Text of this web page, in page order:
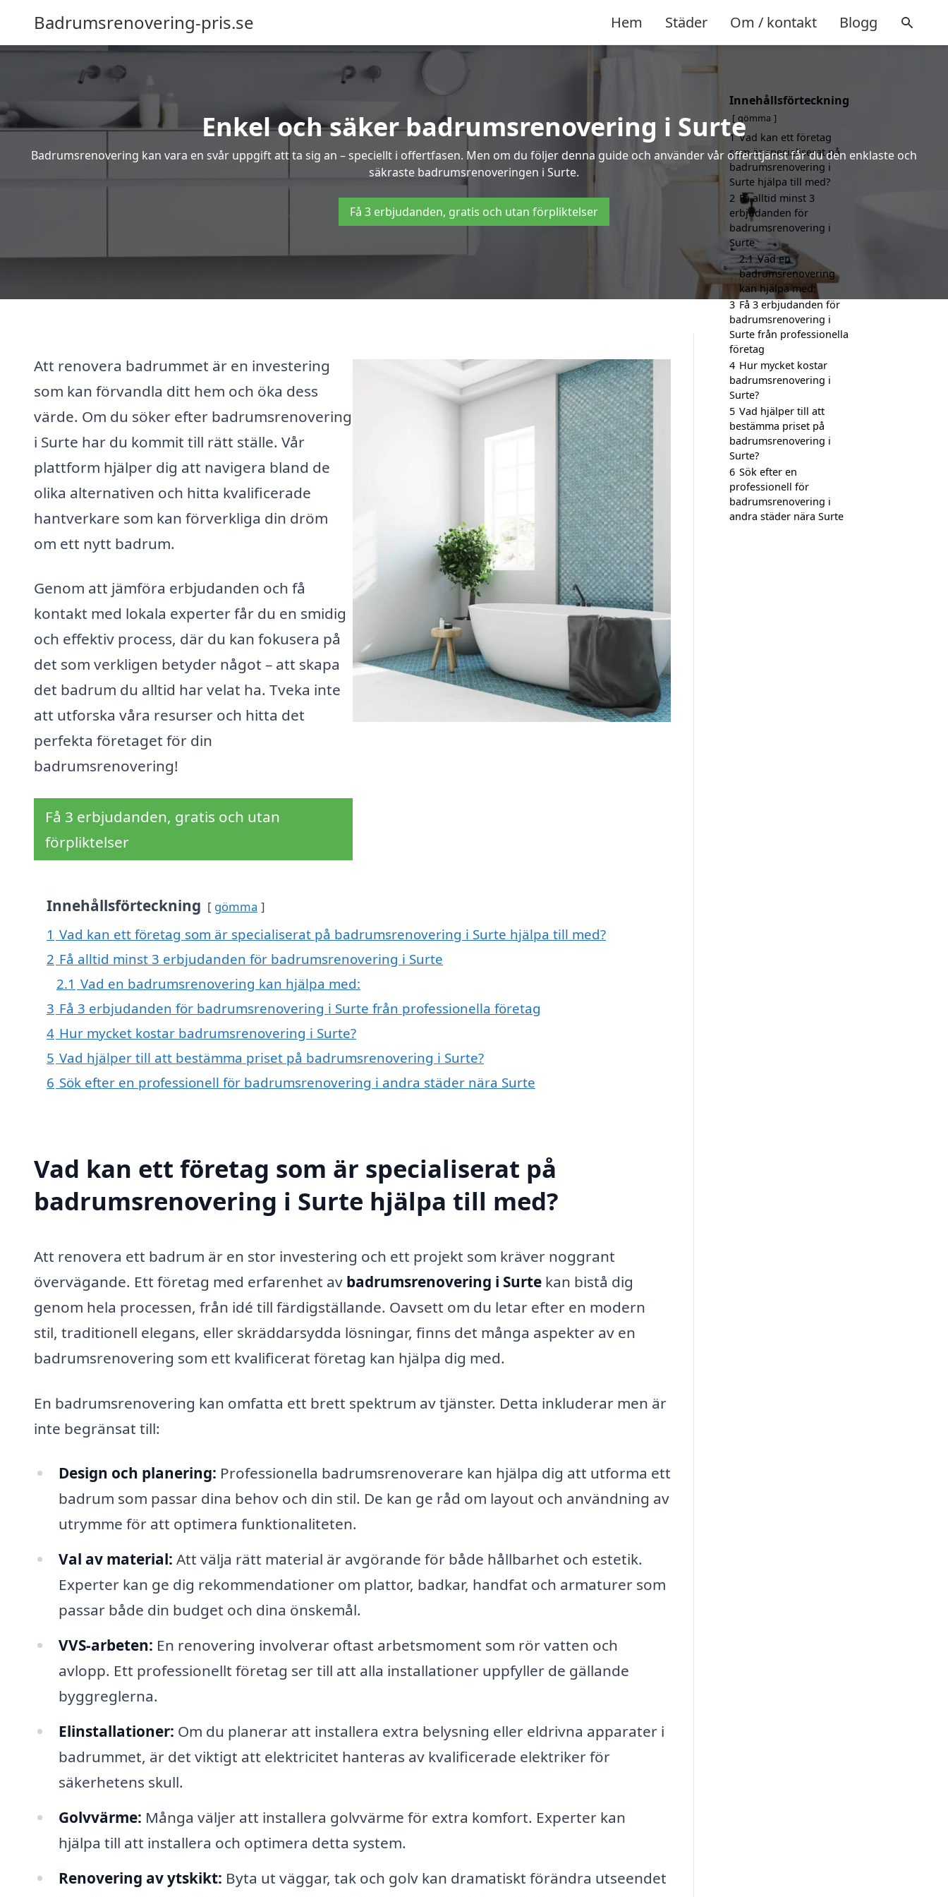
Badrumsrenovering-pris.se Hem Städer Om / kontakt Blogg
Enkel och säker badrumsrenovering i Surte
Badrumsrenovering kan vara en svår uppgift att ta sig an – speciellt i offertfasen. Men om du följer denna guide och använder vår offerttjänst får du den enklaste och
säkraste badrumsrenoveringen i Surte.
Få 3 erbjudanden, gratis och utan förpliktelser
Att renovera badrummet är en investering
som kan förvandla ditt hem och öka dess
värde. Om du söker efter badrumsrenovering
i Surte har du kommit till rätt ställe. Vår
plattform hjälper dig att navigera bland de
olika alternativen och hitta kvalificerade
hantverkare som kan förverkliga din dröm
om ett nytt badrum.
Genom att jämföra erbjudanden och få
kontakt med lokala experter får du en smidig
och effektiv process, där du kan fokusera på
det som verkligen betyder något – att skapa
det badrum du alltid har velat ha. Tveka inte
att utforska våra resurser och hitta det
perfekta företaget för din
badrumsrenovering!
Få 3 erbjudanden, gratis och utan
förpliktelser
Innehållsförteckning gömma
1 Vad kan ett företag som är specialiserat på badrumsrenovering i Surte hjälpa till med?
2 Få alltid minst 3 erbjudanden för badrumsrenovering i Surte
2.1 Vad en badrumsrenovering kan hjälpa med:
3 Få 3 erbjudanden för badrumsrenovering i Surte från professionella företag
4 Hur mycket kostar badrumsrenovering i Surte?
5 Vad hjälper till att bestämma priset på badrumsrenovering i Surte?
6 Sök efter en professionell för badrumsrenovering i andra städer nära Surte
Vad kan ett företag som är specialiserat på
badrumsrenovering i Surte hjälpa till med?
Att renovera ett badrum är en stor investering och ett projekt som kräver noggrant
övervägande. Ett företag med erfarenhet av badrumsrenovering i Surte kan bistå dig
genom hela processen, från idé till färdigställande. Oavsett om du letar efter en modern
stil, traditionell elegans, eller skräddarsydda lösningar, finns det många aspekter av en
badrumsrenovering som ett kvalificerat företag kan hjälpa dig med.
En badrumsrenovering kan omfatta ett brett spektrum av tjänster. Detta inkluderar men är
inte begränsat till:
Design och planering: Professionella badrumsrenoverare kan hjälpa dig att utforma ett
badrum som passar dina behov och din stil. De kan ge råd om layout och användning av
utrymme för att optimera funktionaliteten.
Val av material: Att välja rätt material är avgörande för både hållbarhet och estetik.
Experter kan ge dig rekommendationer om plattor, badkar, handfat och armaturer som
passar både din budget och dina önskemål.
VVS-arbeten: En renovering involverar oftast arbetsmoment som rör vatten och
avlopp. Ett professionellt företag ser till att alla installationer uppfyller de gällande
byggreglerna.
Elinstallationer: Om du planerar att installera extra belysning eller eldrivna apparater i
badrummet, är det viktigt att elektricitet hanteras av kvalificerade elektriker för
säkerhetens skull.
Golvvärme: Många väljer att installera golvvärme för extra komfort. Experter kan
hjälpa till att installera och optimera detta system.
Renovering av ytskikt: Byta ut väggar, tak och golv kan dramatiskt förändra utseendet
Innehållsförteckning
gömma
1 Vad kan ett företag
som är specialiserat på
badrumsrenovering i
Surte hjälpa till med?
2 Få alltid minst 3
erbjudanden för
badrumsrenovering i
Surte
2.1 Vad en
badrumsrenovering
kan hjälpa med:
3 Få 3 erbjudanden för
badrumsrenovering i
Surte från professionella
företag
4 Hur mycket kostar
badrumsrenovering i
Surte?
5 Vad hjälper till att
bestämma priset på
badrumsrenovering i
Surte?
6 Sök efter en
professionell för
badrumsrenovering i
andra städer nära Surte